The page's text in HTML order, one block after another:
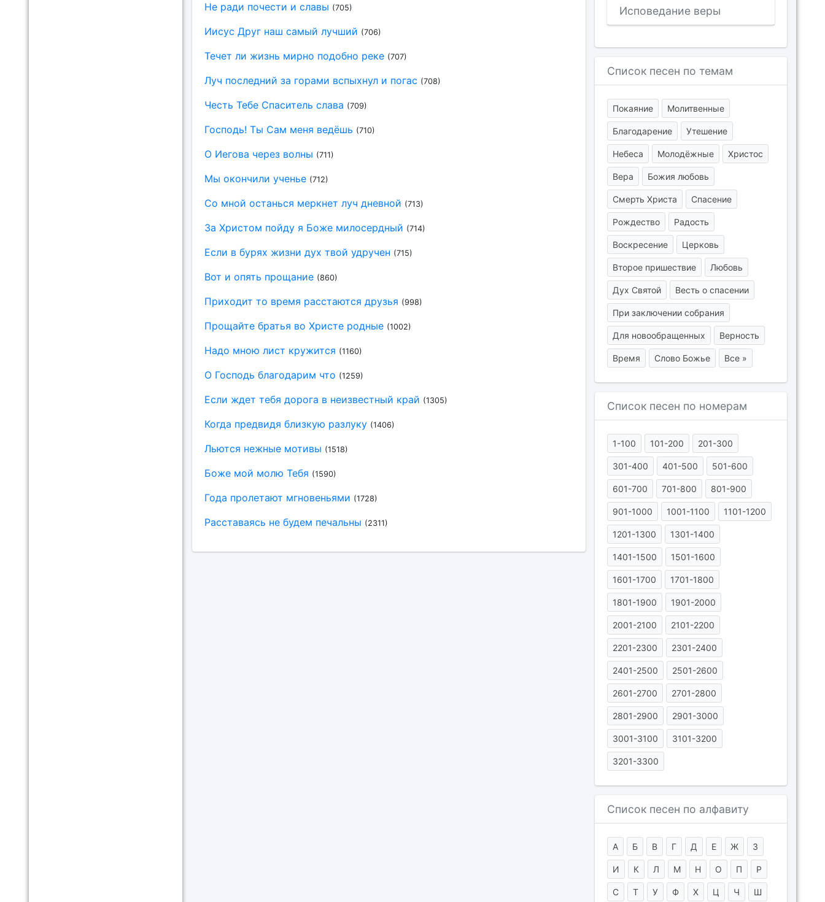
Не ради почести и славы (705)
Иисус Друг наш самый лучший (706)
Течет ли жизнь мирно подобно реке (707)
Луч последний за горами вспыхнул и погас (708)
Честь Тебе Спаситель слава (709)
Господь! Ты Сам меня ведёшь (710)
О Иегова через волны (711)
Мы окончили ученье (712)
Со мной останься меркнет луч дневной (713)
За Христом пойду я Боже милосердный (714)
Если в бурях жизни дух твой удручен (715)
Вот и опять прощание (860)
Приходит то время расстаются друзья (998)
Прощайте братья во Христе родные (1002)
Надо мною лист кружится (1160)
О Господь благодарим что (1259)
Если ждет тебя дорога в неизвестный край (1305)
Когда предвидя близкую разлуку (1406)
Льются нежные мотивы (1518)
Боже мой молю Тебя (1590)
Года пролетают мгновеньями (1728)
Расставаясь не будем печальны (2311)
Исповедание веры
Список песен по темам
Покаяние Молитвенные
Благодарение Утешение
Небеса Молодёжные Христос
Вера Божия любовь
Смерть Христа Спасение
Рождество Радость
Воскресение Церковь
Второе пришествие Любовь
Дух Святой Весть о спасении
При заключении собрания
Для новообращенных Верность
Время Слово Божье Все »
Список песен по номерам
1-100 101-200 201-300
301-400 401-500 501-600
601-700 701-800 801-900
901-1000 1001-1100 1101-1200
1201-1300 1301-1400
1401-1500 1501-1600
1601-1700 1701-1800
1801-1900 1901-2000
2001-2100 2101-2200
2201-2300 2301-2400
2401-2500 2501-2600
2601-2700 2701-2800
2801-2900 2901-3000
3001-3100 3101-3200
3201-3300
Список песен по алфавиту
А Б В Г Д Е Ж З
И К Л М Н О П Р
С Т У Ф Х Ц Ч Ш